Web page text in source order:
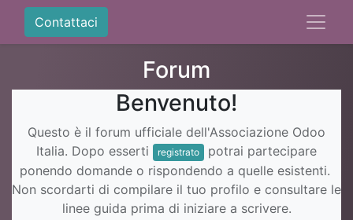
Contattaci
Forum
Benvenuto!
Questo è il forum ufficiale dell'Associazione Odoo
Italia. Dopo esserti
registrato
potrai partecipare
ponendo domande o rispondendo a quelle esistenti.
Non scordarti di compilare il tuo profilo e consultare le
linee guida prima di iniziare a scrivere.